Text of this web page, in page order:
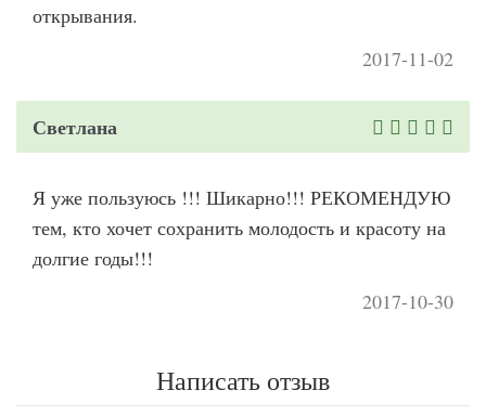
открывания.
2017-11-02
Светлана
Я уже пользуюсь !!! Шикарно!!! РЕКОМЕНДУЮ
тем, кто хочет сохранить молодость и красоту на
долгие годы!!!
2017-10-30
Написать отзыв